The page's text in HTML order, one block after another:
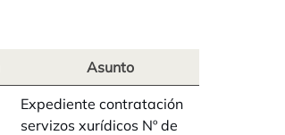
Asunto
Expediente contratación
servizos xurídicos Nº de